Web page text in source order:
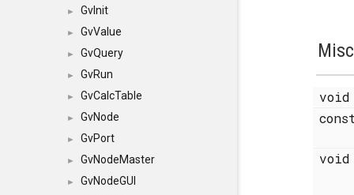
► GvInit
► GvValue
► GvQuery
► GvRun
► GvCalcTable
► GvNode
► GvPort
► GvNodeMaster
► GvNodeGUI